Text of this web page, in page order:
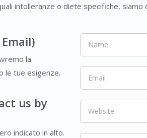
intolleranze o diete specifiche,
la
le tue esigenze.
us by
indicato in alto.